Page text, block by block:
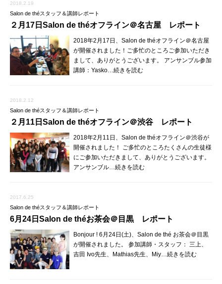
2018.2.19
Salon de théスタッフ＆講師レポート
２月17日Salon de théオフライン＠名古屋 レポート
2018年2月17日、Salon de théオフライン＠名古屋
が開催されました！ご多忙のところご参加いただき
まして、ありがとうございます。 アンサンブル参加
講師：Yasko…続きを読む
2018.2.12
Salon de théスタッフ＆講師レポート
２月11日Salon de théオフライン＠渋谷 レポート
2018年2月11日、Salon de théオフライン＠渋谷が
開催されました！ ご多忙のところたくさんの生徒様
にご参加いただきまして、ありがとうございます。
アンサンブル…続きを読む
2017.6.25
Salon de théスタッフ＆講師レポート
6月24日Salon de théお茶会＠目黒 レポート
Bonjour ! 6月24日(土)、Salon de thé お茶会＠目黒
が開催されました。 参加講師・スタッフ： 三上、
吉田 Ivo先生、Mathias先生、Miy…続きを読む